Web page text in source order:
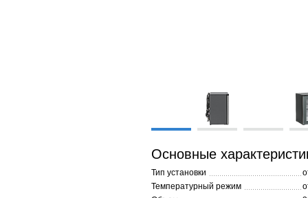
Основные
Тип установки
Температурный режим